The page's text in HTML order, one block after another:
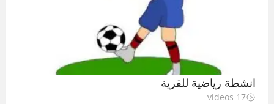
انشطة رياضية للقرية
17 videos